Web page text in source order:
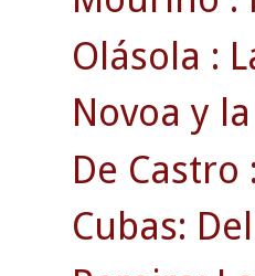
Olásola :
Novoa y
De
Cubas: